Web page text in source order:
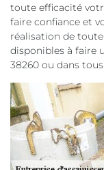
toute efficacité
faire confiance et
réalisation de
disponibles à faire
38260 ou dans